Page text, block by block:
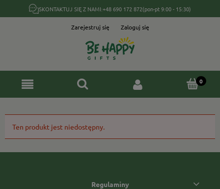
SKONTAKTUJ SIĘ Z NAMI:+48 690 172 872(pon-pt 9:00 - 15:30)
Zarejestruj się Zaloguj się
Ten produkt jest niedostępny.
Regulaminy